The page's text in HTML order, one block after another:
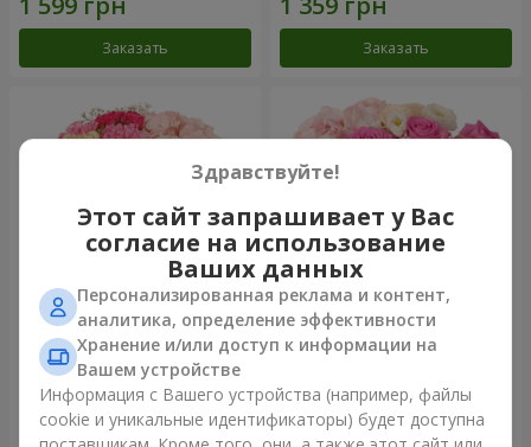
Заказать Заказать
Цветы в коробке "Соломия"
2 110 грн
Композиция "Barbie"
2 479 грн
Здравствуйте!
Этот сайт запрашивает у Вас
согласие на использование
Ваших данных
Персонализированная реклама и контент,
аналитика, определение эффективности
Хранение и/или доступ к информации на
Вашем устройстве
Информация с Вашего устройства (например, файлы
cookie и уникальные идентификаторы) будет доступна